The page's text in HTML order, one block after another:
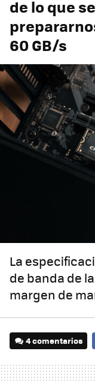
de lo que
60 GB/s
La
de banda de
margen de
4 comentarios